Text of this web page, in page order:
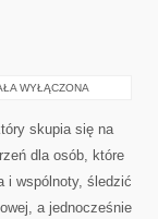
WYŁĄCZONA
skupia się na
dla osób, które
i wspólnoty, śledzić
a jednocześnie